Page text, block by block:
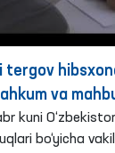
tergov
va
kuni
bo‘yicha